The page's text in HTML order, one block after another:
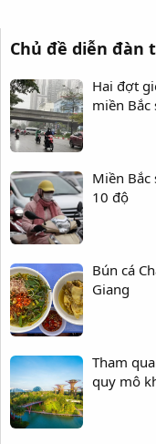
Chủ đề diễn
Hai đợt
miền Bắc
Miền
10 độ
Bún cá
Giang
Tham
quy mô